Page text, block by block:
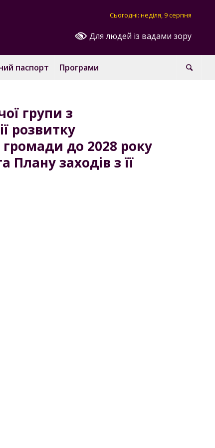
Для людей із вадами зору
Сьогодні: неділя, 9 серпня
паспорт Програми
групи з
розвитку
громади до 2028 року
Плану заходів з її